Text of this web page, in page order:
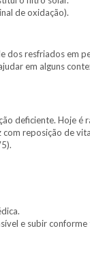
de oxidação).
resfriados em
em alguns
deficiente. Hoje
reposição de
e subir conforme